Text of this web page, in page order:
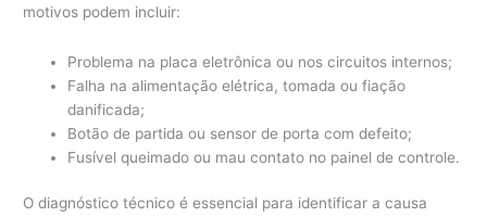
motivos podem incluir:
Problema na placa eletrônica ou nos circuitos internos;
Falha na alimentação elétrica, tomada ou fiação
danificada;
Botão de partida ou sensor de porta com defeito;
Fusível queimado ou mau contato no painel de controle.
O diagnóstico técnico é essencial para identificar a causa